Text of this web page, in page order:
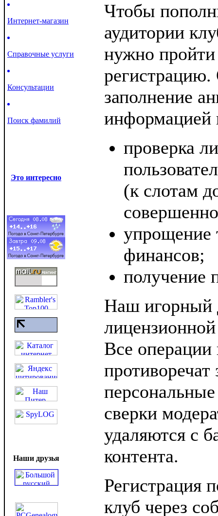
Интернет-магазин
Справочные услуги
Консультации
Поиск фамилий
Это интересно
Наши друзья
Чтобы
аудитории
нужно
регистрацию.
заполнение
информацией
проверка
(к слотам
упрощение
финансов;
получение
Наш игорный
Все операции
сверки
удаляются с
контента.
Регистрация
клуб через